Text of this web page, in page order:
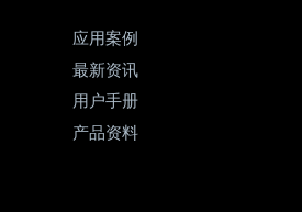
应用案例
最新资讯
用户手册
产品资料